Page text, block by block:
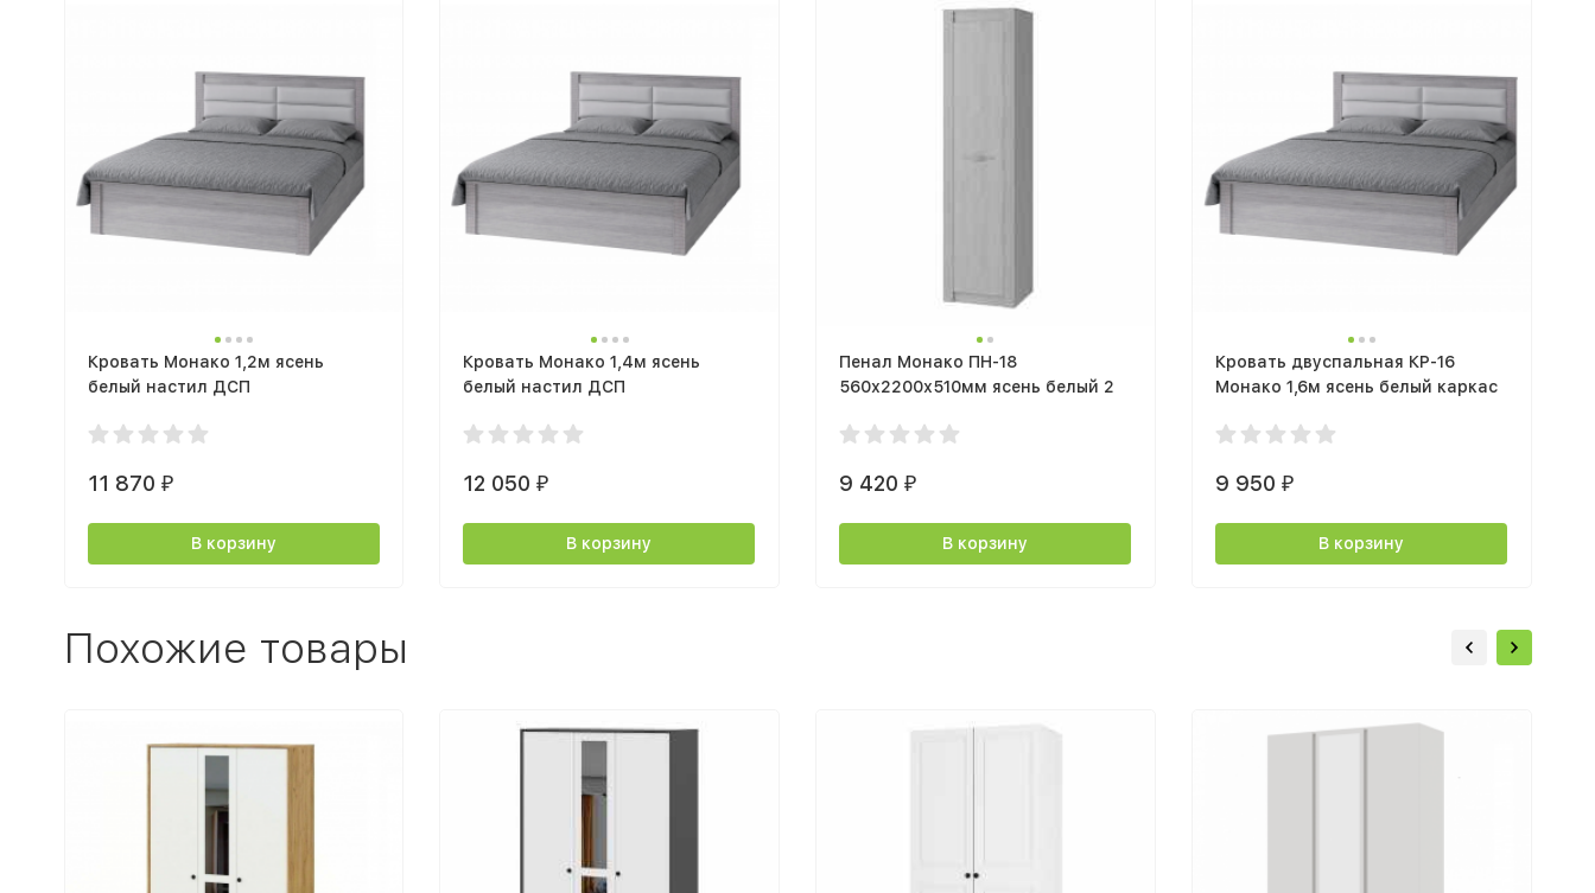
Кровать Монако 1,2м ясень
белый настил ДСП
11 870 ₽
В корзину
Кровать Монако 1,4м ясень
белый настил ДСП
12 050₽
В корзину
Пенал Монако ПН-18
560х2200х510мм ясень белый 2
9 420 ₽
В корзину
Кровать двуспальная КР-16
Монако 1,6м ясень белый каркас
9 950 ₽
В корзину
Похожие товары